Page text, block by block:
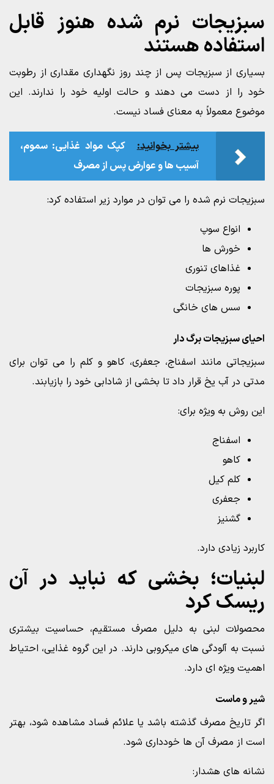
سبزیجات نرم شده هنوز قابل
استفاده هستند
بسیاری از سبزیجات پس از چند روز نگهداری مقداری از رطوبت
خود را از دست می دهند و حالت اولیه خود را ندارند. این
موضوع معمولاً به معنای فساد نیست.
بیشتر بخوانید:
کپک مواد غذایی: سموم،
آسیب‌ ها و عوارض پس از مصرف
سبزیجات نرم شده را می توان در موارد زیر استفاده کرد:
انواع سوپ
خورش ها
غذاهای تنوری
پوره سبزیجات
سس های خانگی
احیای سبزیجات برگ دار
سبزیجاتی مانند اسفناج، جعفری، کاهو و کلم را می توان برای
مدتی در آب یخ قرار داد تا بخشی از شادابی خود را بازیابند.
این روش به ویژه برای:
اسفناج
کاهو
کلم کیل
جعفری
گشنیز
کاربرد زیادی دارد.
لبنیات؛ بخشی که نباید در آن
ریسک کرد
محصولات لبنی به دلیل مصرف مستقیم، حساسیت بیشتری
نسبت به آلودگی های میکروبی دارند. در این گروه غذایی، احتیاط
اهمیت ویژه ای دارد.
شیر و ماست
اگر تاریخ مصرف گذشته باشد یا علائم فساد مشاهده شود، بهتر
است از مصرف آن ها خودداری شود.
نشانه های هشدار: